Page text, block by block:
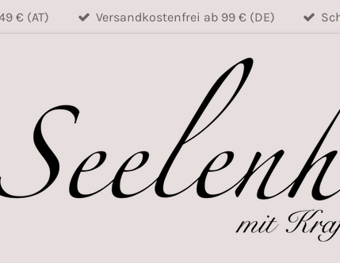
€ (AT) Versandkostenfrei ab 99 € (DE)